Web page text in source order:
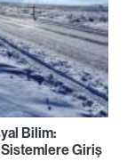
Bilim:
Giriş